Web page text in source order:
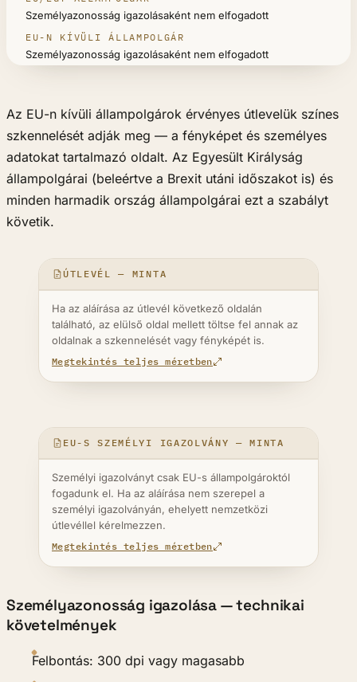
Személyazonosság igazolásaként nem elfogadott
Személyazonosság igazolásaként nem elfogadott
Az EU-n kívüli állampolgárok érvényes útlevelük színes
szkennelését adják meg — a fényképet és személyes
adatokat tartalmazó oldalt. Az Egyesült Királyság
állampolgárai (beleértve a Brexit utáni időszakot is) és
minden harmadik ország állampolgárai ezt a szabályt
követik.
ÚTLEVÉL — MINTA
Ha az aláírása az útlevél következő oldalán
található, az elülső oldal mellett töltse fel annak az
oldalnak a szkennelését vagy fényképét is.
Megtekintés teljes méretben
EU-S SZEMÉLYI IGAZOLVÁNY — MINTA
Személyi igazolványt csak EU-s állampolgároktól
fogadunk el. Ha az aláírása nem szerepel a
személyi igazolványán, ehelyett nemzetközi
útlevéllel kérelmezzen.
Megtekintés teljes méretben
Személyazonosság igazolása — technikai
követelmények
Felbontás: 300 dpi vagy magasabb